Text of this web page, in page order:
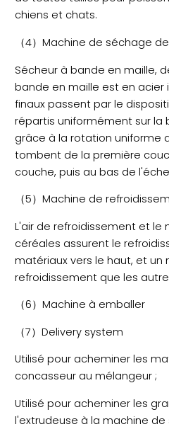
chiens et chats.
（4）Machine de séchage
Sécheur à bande en maille,
bande en maille est en acier
finaux passent par le
répartis uniformément sur la
grâce à la rotation uniforme
tombent de la première
couche, puis au bas de
（5）Machine de
L'air de refroidissement et le
céréales assurent le
matériaux vers le haut, et un
refroidissement que les
（6）Machine à emballer
（7）Delivery system
Utilisé pour acheminer les
concasseur au mélangeur ;
Utilisé pour acheminer les
l'extrudeuse à la machine de